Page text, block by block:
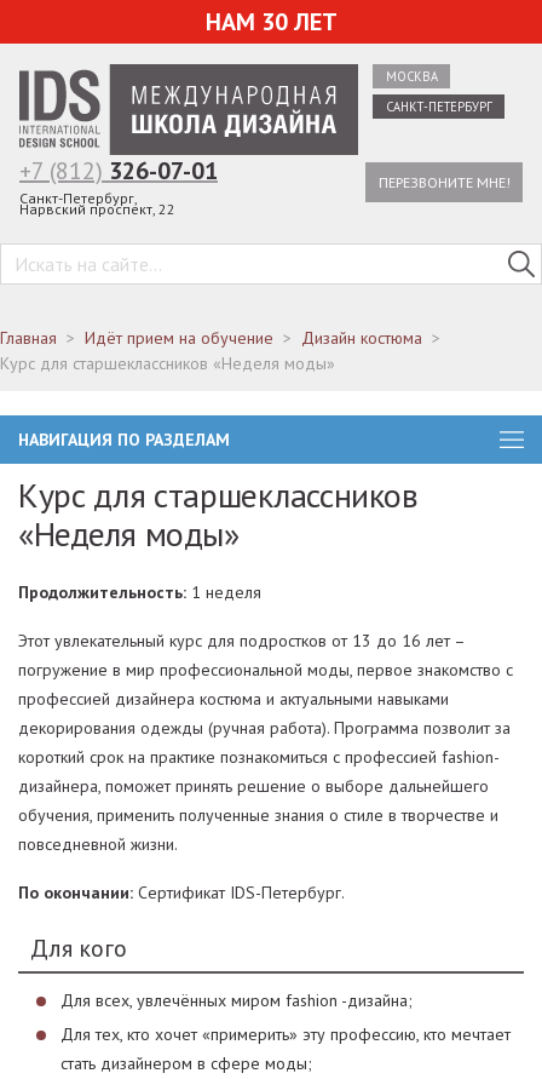
НАМ 30 ЛЕТ
МОСКВА
САНКТ-ПЕТЕРБУРГ
ПЕРЕЗВОНИТЕ МНЕ!
+7 (812) 326-07-01
Санкт-Петербург,
Нарвский проспект, 22
Главная Идёт прием на обучение
Дизайн костюма
Курс для старшеклассников «Неделя моды»
НАВИГАЦИЯ ПО РАЗДЕЛАМ
Курс для старшеклассников
«Неделя моды»
Продолжительность: 1 неделя
Этот увлекательный курс для подростков от 13 до 16 лет –
погружение в мир профессиональной моды, первое знакомство с
профессией дизайнера костюма и актуальными навыками
декорирования одежды (ручная работа). Программа позволит за
короткий срок на практике познакомиться с профессией fashion-
дизайнера, поможет принять решение о выборе дальнейшего
обучения, применить полученные знания о стиле в творчестве и
повседневной жизни.
По окончании: Сертификат IDS-Петербург.
Для кого
Для всех, увлечённых миром fashion -дизайна;
Для тех, кто хочет «примерить» эту профессию, кто мечтает
стать дизайнером в сфере моды;